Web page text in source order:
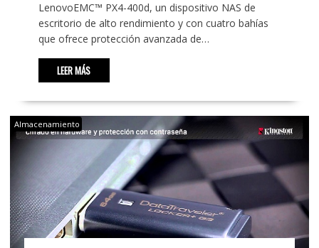
LenovoEMC™ PX4-400d, un dispositivo NAS de
escritorio de alto rendimiento y con cuatro bahías
que ofrece protección avanzada de…
LEER MÁS
Almacenamiento